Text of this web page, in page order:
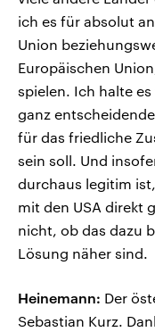
ich es für absolut
Union
Europäischen
spielen. Ich halte
ganz
für das friedliche
sein soll. Und
durchaus legitim
mit den USA direkt
nicht, ob das dazu
Lösung näher sind.
Heinemann: Der
Sebastian Kurz.